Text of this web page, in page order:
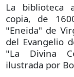
La biblioteca
copia, de
"Eneida" de
del Evangelio
"La Divina
ilustrada por